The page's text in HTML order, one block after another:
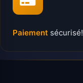
Paiement sécurisé!